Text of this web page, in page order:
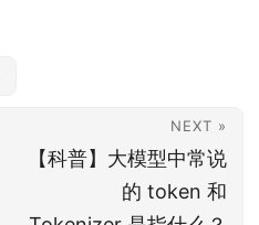
NEXT »
【科普】大模型中常说
的 token 和